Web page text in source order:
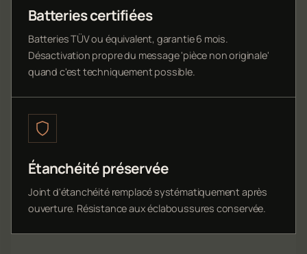
Batteries certifiées
Batteries TÜV ou équivalent, garantie 6 mois.
Désactivation propre du message 'pièce non originale'
quand c'est techniquement possible.
Étanchéité préservée
Joint d'étanchéité remplacé systématiquement après
ouverture. Résistance aux éclaboussures conservée.